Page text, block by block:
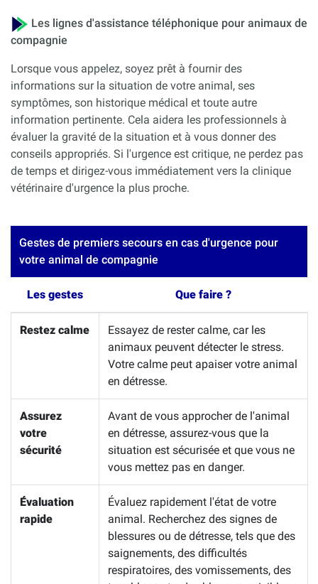
Les lignes d'assistance téléphonique pour animaux de
compagnie
Lorsque vous appelez, soyez prêt à fournir des
informations sur la situation de votre animal, ses
symptômes, son historique médical et toute autre
information pertinente. Cela aidera les professionnels à
évaluer la gravité de la situation et à vous donner des
conseils appropriés. Si l'urgence est critique, ne perdez pas
de temps et dirigez-vous immédiatement vers la clinique
vétérinaire d'urgence la plus proche.
Gestes de premiers secours en cas d'urgence pour
votre animal de compagnie
Les gestes Que faire ?
Restez calme
Essayez de rester calme, car les
animaux peuvent détecter le stress.
Votre calme peut apaiser votre animal
en détresse.
Assurez
votre
sécurité
Avant de vous approcher de l'animal
en détresse, assurez-vous que la
situation est sécurisée et que vous ne
vous mettez pas en danger.
Évaluation
rapide
Évaluez rapidement l'état de votre
animal. Recherchez des signes de
blessures ou de détresse, tels que des
saignements, des difficultés
respiratoires, des vomissements, des